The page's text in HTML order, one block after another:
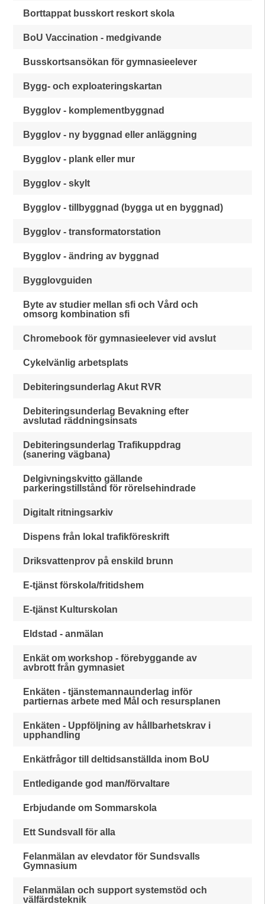
Borttappat busskort reskort skola
BoU Vaccination - medgivande
Busskortsansökan för gymnasieelever
Bygg- och exploateringskartan
Bygglov - komplementbyggnad
Bygglov - ny byggnad eller anläggning
Bygglov - plank eller mur
Bygglov - skylt
Bygglov - tillbyggnad (bygga ut en byggnad)
Bygglov - transformatorstation
Bygglov - ändring av byggnad
Bygglovguiden
Byte av studier mellan sfi och Vård och
omsorg kombination sfi
Chromebook för gymnasieelever vid avslut
Cykelvänlig arbetsplats
Debiteringsunderlag Akut RVR
Debiteringsunderlag Bevakning efter
avslutad räddningsinsats
Debiteringsunderlag Trafikuppdrag
(sanering vägbana)
Delgivningskvitto gällande
parkeringstillstånd för rörelsehindrade
Digitalt ritningsarkiv
Dispens från lokal trafikföreskrift
Driksvattenprov på enskild brunn
E-tjänst förskola/fritidshem
E-tjänst Kulturskolan
Eldstad - anmälan
Enkät om workshop - förebyggande av
avbrott från gymnasiet
Enkäten - tjänstemannaunderlag inför
partiernas arbete med Mål och resursplanen
Enkäten - Uppföljning av hållbarhetskrav i
upphandling
Enkätfrågor till deltidsanställda inom BoU
Entledigande god man/förvaltare
Erbjudande om Sommarskola
Ett Sundsvall för alla
Felanmälan av elevdator för Sundsvalls
Gymnasium
Felanmälan och support systemstöd och
välfärdsteknik